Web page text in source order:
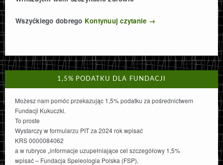
Wszyćkiego dobrego Kontynuuj czytanie →
1,5% PODATKU DLA FUNDACJI
Możesz nam pomóc przekazując 1,5% podatku za pośrednictwem
Fundacji Kukuczki.
To proste
Wystarczy w formularzu PIT za 2024 rok wpisać
KRS 0000084062
a w rubryce „informacje uzupełniające cel szczegółowy 1,5%
wpisać – Fundacja Speleologia Polska (FSP),